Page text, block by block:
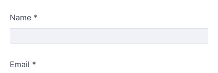
Name *
Email *